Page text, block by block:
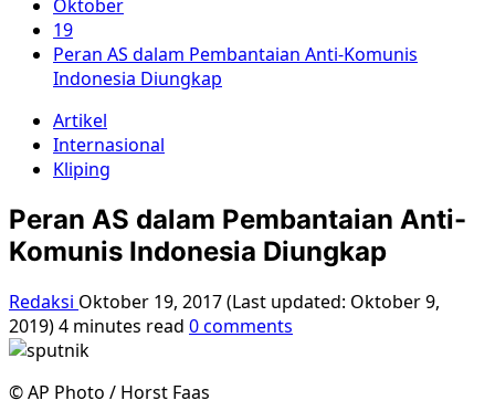
Oktober
19
Peran AS dalam Pembantaian Anti-Komunis
Indonesia Diungkap
Artikel
Internasional
Kliping
Peran AS dalam Pembantaian Anti-
Komunis Indonesia Diungkap
Redaksi Oktober 19, 2017 (Last updated: Oktober 9,
2019)4 minutes read 0 comments
© AP Photo / Horst Faas